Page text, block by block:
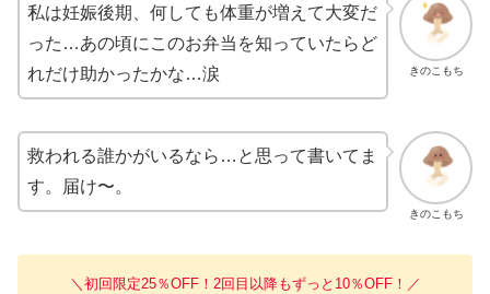
きのこもち
私は妊娠後期、何しても体重が増えて大変だ
った…あの頃にこのお弁当を知っていたらど
れだけ助かったかな…涙
きのこもち
救われる誰かがいるなら…と思って書いてま
す。届け〜。
＼初回限定25％OFF！2回目以降もずっと10％OFF！／